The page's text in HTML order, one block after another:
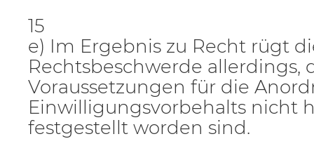
15
e) Im Ergebnis zu Recht rügt
Rechtsbeschwerde allerdings,
Voraussetzungen für die
Einwilligungsvorbehalts nicht
festgestellt worden sind.